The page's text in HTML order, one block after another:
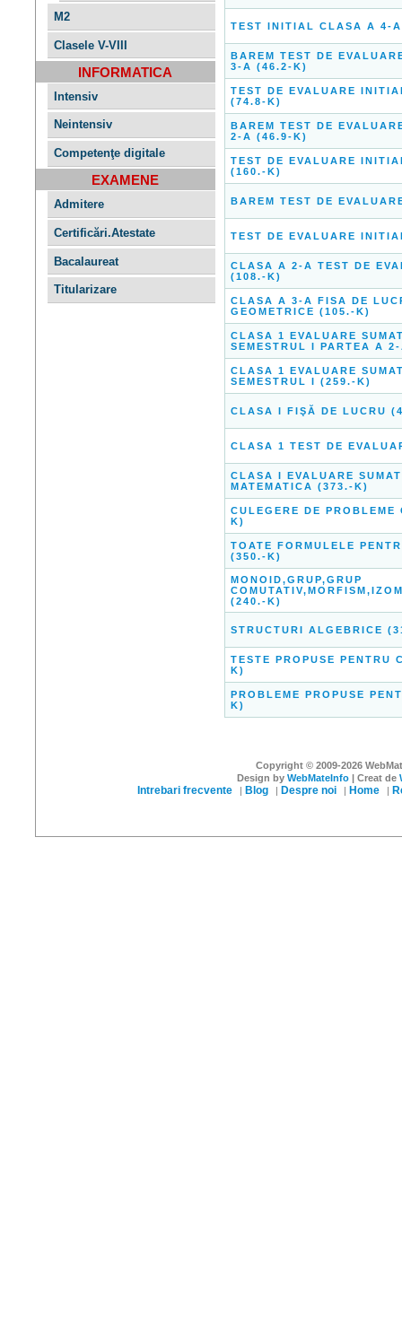
M2
Clasele V-VIII
INFORMATICA
Intensiv
Neintensiv
Competenţe digitale
EXAMENE
Admitere
Certificări.Atestate
Bacalaureat
Titularizare
TEST INITIAL CLASA A 4-
BAREM TEST DE
3-A (46.2-K)
TEST DE EVALUARE
(74.8-K)
BAREM TEST DE
2-A (46.9-K)
TEST DE EVALUARE
(160.-K)
BAREM TEST DE
TEST DE EVALUARE
CLASA A 2-A TEST DE
(108.-K)
CLASA A 3-A FISA DE
GEOMETRICE (105.-K)
CLASA 1 EVALUARE
SEMESTRUL I PARTEA A
CLASA 1 EVALUARE
SEMESTRUL I (259.-K)
CLASA I FIŞĂ DE LUCRU
CLASA 1 TEST DE
CLASA I EVALUARE
MATEMATICA (373.-K)
CULEGERE DE
K)
TOATE FORMULELE
(350.-K)
MONOID,GRUP,GRUP
(240.-K)
STRUCTURI ALGEBRICE
TESTE PROPUSE
K)
PROBLEME PROPUSE
K)
Copyright © 2009-2026
Design byWebMateInfo | Creat de
Intrebari frecvente | Blog | Despre noi | Home |